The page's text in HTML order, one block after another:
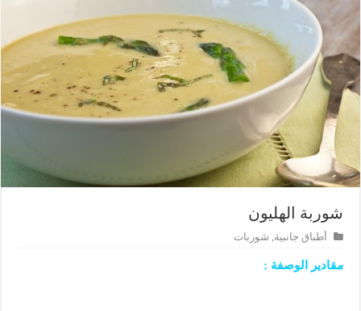
شوربة الهليون
أطباق جانبية شوربات
مقادير الوصفة :